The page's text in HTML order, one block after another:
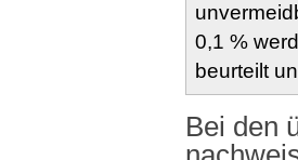
0,1 %
beurteilt
Bei den